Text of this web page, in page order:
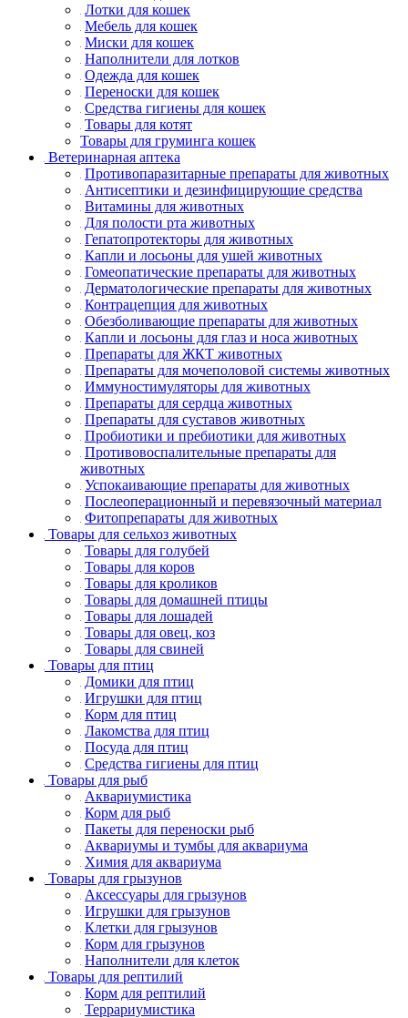
Лотки для кошек
Мебель для кошек
Миски для кошек
Наполнители для лотков
Одежда для кошек
Переноски для кошек
Средства гигиены для кошек
Товары для котят
Товары для груминга кошек
Ветеринарная аптека
Противопаразитарные препараты для животных
Антисептики и дезинфицирующие средства
Витамины для животных
Для полости рта животных
Гепатопротекторы для животных
Капли и лосьоны для ушей животных
Гомеопатические препараты для животных
Дерматологические препараты для животных
Контрацепция для животных
Обезболивающие препараты для животных
Капли и лосьоны для глаз и носа животных
Препараты для ЖКТ животных
Препараты для мочеполовой системы животных
Иммуностимуляторы для животных
Препараты для сердца животных
Препараты для суставов животных
Пробиотики и пребиотики для животных
Противовоспалительные препараты для
животных
Успокаивающие препараты для животных
Послеоперационный и перевязочный материал
Фитопрепараты для животных
Товары для сельхоз животных
Товары для голубей
Товары для коров
Товары для кроликов
Товары для домашней птицы
Товары для лошадей
Товары для овец, коз
Товары для свиней
Товары для птиц
Домики для птиц
Игрушки для птиц
Корм для птиц
Лакомства для птиц
Посуда для птиц
Средства гигиены для птиц
Товары для рыб
Аквариумистика
Корм для рыб
Пакеты для переноски рыб
Аквариумы и тумбы для аквариума
Химия для аквариума
Товары для грызунов
Аксессуары для грызунов
Игрушки для грызунов
Клетки для грызунов
Корм для грызунов
Наполнители для клеток
Товары для рептилий
Корм для рептилий
Террариумистика